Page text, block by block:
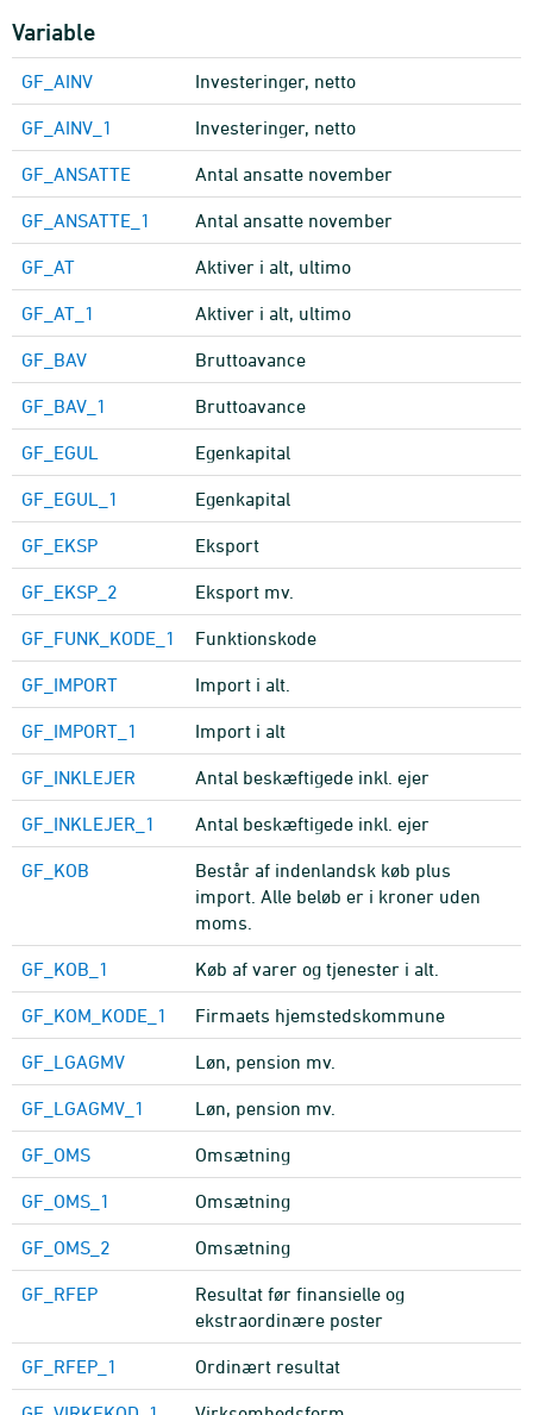
Variable
GF_AINV Investeringer, netto
GF_AINV_1 Investeringer, netto
GF_ANSATTE Antal ansatte november
GF_ANSATTE_1 Antal ansatte november
GF_AT Aktiver i alt, ultimo
GF_AT_1 Aktiver i alt, ultimo
GF_BAV Bruttoavance
GF_BAV_1 Bruttoavance
GF_EGUL Egenkapital
GF_EGUL_1 Egenkapital
GF_EKSP Eksport
GF_EKSP_2 Eksport mv.
GF_FUNK_KODE_1 Funktionskode
GF_IMPORT Import i alt.
GF_IMPORT_1 Import i alt
GF_INKLEJER Antal beskæftigede inkl. ejer
GF_INKLEJER_1 Antal beskæftigede inkl. ejer
GF_KOB
Består af indenlandsk køb plus
import. Alle beløb er i kroner uden
moms.
GF_KOB_1 Køb af varer og tjenester i alt.
GF_KOM_KODE_1 Firmaets hjemstedskommune
GF_LGAGMV Løn, pension mv.
GF_LGAGMV_1 Løn, pension mv.
GF_OMS Omsætning
GF_OMS_1 Omsætning
GF_OMS_2 Omsætning
GF_RFEP
Resultat før finansielle og
ekstraordinære poster
GF_RFEP_1 Ordinært resultat